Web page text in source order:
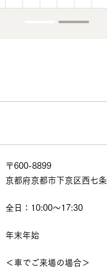
〒600-8899
京都府京都市下京区西七
全日：10:00～17:30
年末年始
＜車でご来場の場合＞